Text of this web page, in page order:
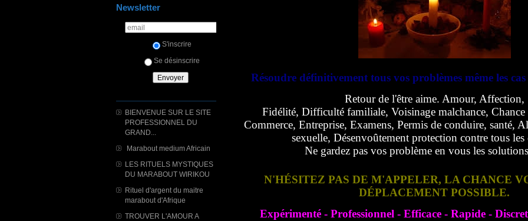
Newsletter
S'inscrire
Se désinscrire
BIENVENUE SUR LE SITE
PROFESSIONNEL DU
GRAND...
Marabout medium Africain
LES RITUELS MYSTIQUES
DU MARABOUT WIRIKOU
Rituel d'argent du maitre
marabout d'Afrique
TROUVER L'AMOUR A
Résoudre définitivement tous vos problèmes même les cas
Retour de l'être aime. Amour, Affection,
Fidélité, Difficulté familiale, Voisinage malchance,
Commerce, Entreprise, Examens, Permis de conduire, santé,
sexuelle, Désenvoûtement protection contre tous les
Ne gardez pas vos problème en vous les
N'HÉSITEZ PAS DE M'APPELER, LA CHANCE
DÉPLACEMENT POSSIBLE.
Expérimenté - Professionnel - Efficace - Rapide -